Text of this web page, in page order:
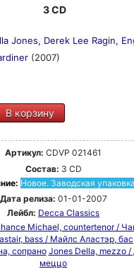
3 CD
Jones, Derek Lee Ragin,
(2007)
В корзину
Артикул: CDVP 021461
Состав: 3 CD
Новое. Заводская
Дата релиза: 01-01-2007
Лейбл: Decca Classics
Michael, countertenor /
bass / Майлс Аластэр, бас
сопрано Jones Della, mezzo
меццо